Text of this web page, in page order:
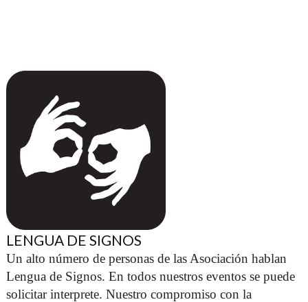
LENGUA DE SIGNOS
Un alto número de personas de las Asociación hablan
Lengua de Signos. En todos nuestros eventos se puede
solicitar interprete. Nuestro compromiso con la